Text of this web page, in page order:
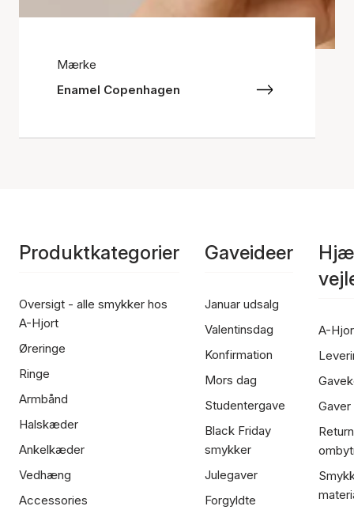
Mærke
Enamel Copenhagen
Produktkategorier
Oversigt - alle smykker hos
A-Hjort
Øreringe
Ringe
Armbånd
Halskæder
Ankelkæder
Vedhæng
Accessories
Gaveideer
Januar udsalg
Valentinsdag
Konfirmation
Mors dag
Studentergave
Black Friday
smykker
Julegaver
Forgyldte
A-